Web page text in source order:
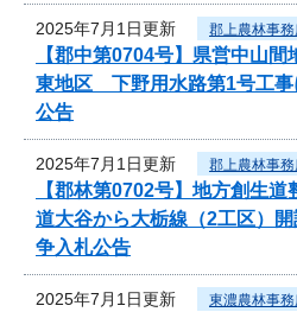
2025年7月1日更新 郡上農林事
【郡中第0704号】県営中山
東地区 下野用水路第1号工事
公告
2025年7月1日更新 郡上農林事
【郡林第0702号】地方創生
道大谷から大栃線（2工区）
争入札公告
2025年7月1日更新 東濃農林事